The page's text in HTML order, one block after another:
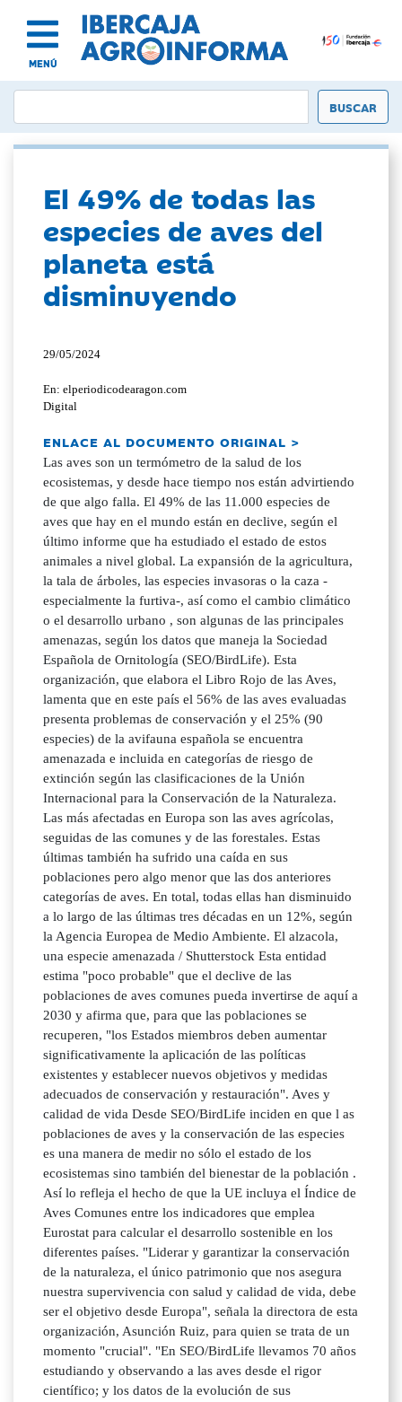
MENÚ
El 49% de todas las
especies de aves del
planeta está
disminuyendo
29/05/2024
En: elperiodicodearagon.com
Digital
ENLACE AL DOCUMENTO ORIGINAL >
Las aves son un termómetro de la salud de los
ecosistemas, y desde hace tiempo nos están advirtiendo
de que algo falla. El 49% de las 11.000 especies de
aves que hay en el mundo están en declive, según el
último informe que ha estudiado el estado de estos
animales a nivel global. La expansión de la agricultura,
la tala de árboles, las especies invasoras o la caza -
especialmente la furtiva-, así como el cambio climático
o el desarrollo urbano , son algunas de las principales
amenazas, según los datos que maneja la Sociedad
Española de Ornitología (SEO/BirdLife). Esta
organización, que elabora el Libro Rojo de las Aves,
lamenta que en este país el 56% de las aves evaluadas
presenta problemas de conservación y el 25% (90
especies) de la avifauna española se encuentra
amenazada e incluida en categorías de riesgo de
extinción según las clasificaciones de la Unión
Internacional para la Conservación de la Naturaleza.
Las más afectadas en Europa son las aves agrícolas,
seguidas de las comunes y de las forestales. Estas
últimas también ha sufrido una caída en sus
poblaciones pero algo menor que las dos anteriores
categorías de aves. En total, todas ellas han disminuido
a lo largo de las últimas tres décadas en un 12%, según
la Agencia Europea de Medio Ambiente. El alzacola,
una especie amenazada / Shutterstock Esta entidad
estima "poco probable" que el declive de las
poblaciones de aves comunes pueda invertirse de aquí a
2030 y afirma que, para que las poblaciones se
recuperen, "los Estados miembros deben aumentar
significativamente la aplicación de las políticas
existentes y establecer nuevos objetivos y medidas
adecuados de conservación y restauración". Aves y
calidad de vida Desde SEO/BirdLife inciden en que l as
poblaciones de aves y la conservación de las especies
es una manera de medir no sólo el estado de los
ecosistemas sino también del bienestar de la población .
Así lo refleja el hecho de que la UE incluya el Índice de
Aves Comunes entre los indicadores que emplea
Eurostat para calcular el desarrollo sostenible en los
diferentes países. "Liderar y garantizar la conservación
de la naturaleza, el único patrimonio que nos asegura
nuestra supervivencia con salud y calidad de vida, debe
ser el objetivo desde Europa", señala la directora de esta
organización, Asunción Ruiz, para quien se trata de un
momento "crucial". "En SEO/BirdLife llevamos 70 años
estudiando y observando a las aves desde el rigor
científico; y los datos de la evolución de sus